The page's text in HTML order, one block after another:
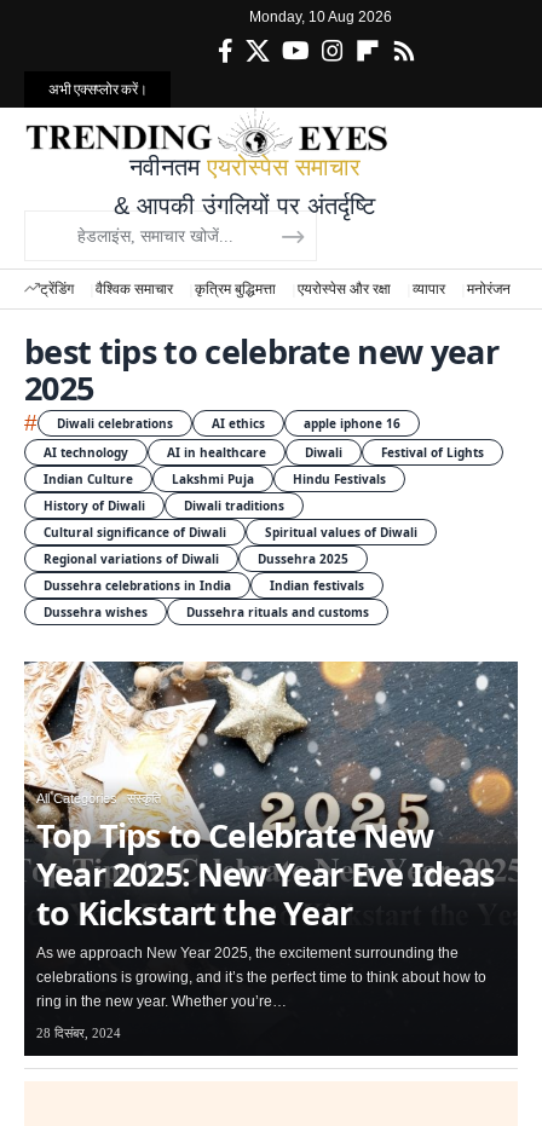
Monday, 10 Aug 2026
अभी एक्सप्लोर करें।
नवीनतम एयरोस्पेस समाचार
& आपकी उंगलियों पर अंतर्दृष्टि
ट्रेंडिंग वैश्विक समाचार कृत्रिम बुद्धिमत्ता एयरोस्पेस और रक्षा व्यापार मनोरंजन
best tips to celebrate new year
2025
# Diwali celebrations AI ethics
apple iphone 16
AI technology
AI in healthcare Diwali
Festival of Lights
Indian Culture
Lakshmi Puja
Hindu Festivals
History of Diwali
Diwali traditions
Cultural significance of Diwali
Spiritual values of Diwali
Regional variations of Diwali
Dussehra 2025
Dussehra celebrations in India
Indian festivals
Dussehra wishes
Dussehra rituals and customs
All Categories संस्कृति
Top Tips to Celebrate New
Year 2025: New Year Eve Ideas
to Kickstart the Year
As we approach New Year 2025, the excitement surrounding the
celebrations is growing, and it’s the perfect time to think about how to
ring in the new year. Whether you’re…
28 दिसंबर, 2024